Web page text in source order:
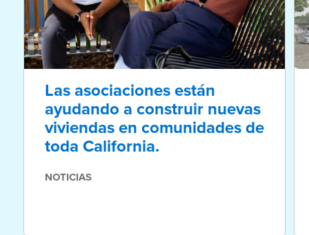
Las asociaciones están
ayudando a construir nuevas
viviendas en comunidades de
toda California.
NOTICIAS